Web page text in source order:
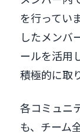
を行ってい
したメンバ
ールを活用
積極的に取
各コミュニ
も、チーム